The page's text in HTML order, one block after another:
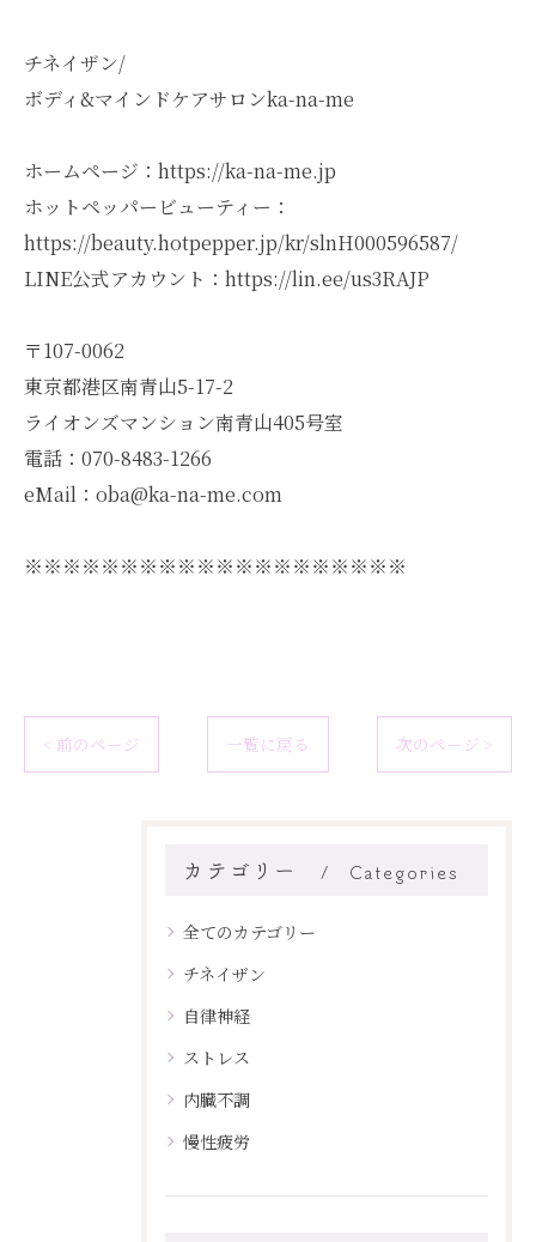
チネイザン/
ボディ&マインドケアサロンka-na-me
ホームページ：https://ka-na-me.jp
ホットペッパービューティー：
https://beauty.hotpepper.jp/kr/slnH000596587/
LINE公式アカウント：https://lin.ee/us3RAJP
〒107-0062
東京都港区南青山5-17-2
ライオンズマンション南青山405号室
電話：070-8483-1266
eMail：oba@ka-na-me.com
※※※※※※※※※※※※※※※※※※※※
< 前のページ 一覧に戻る 次のページ >
カテゴリー Categories
全てのカテゴリー
チネイザン
自律神経
ストレス
内臓不調
慢性疲労